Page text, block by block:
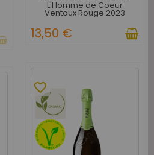
L'Homme de Coeur
Ventoux Rouge 2023
13,50 €
favorite_border